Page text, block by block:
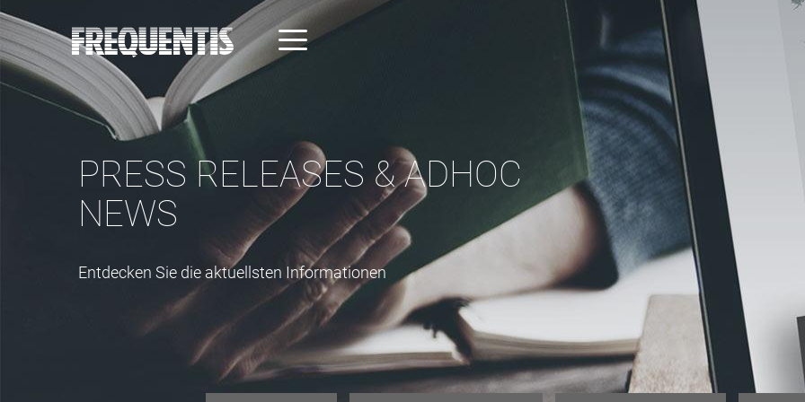
Direkt
zum
Inhalt
PRESS RELEASES & ADHOC
NEWS
Entdecken Sie die aktuellsten Informationen